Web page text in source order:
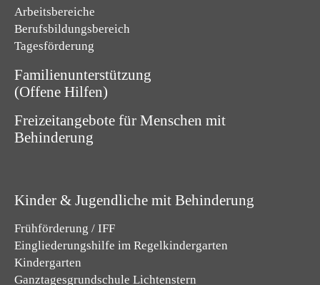
Arbeitsbereiche
Berufsbildungsbereich
Tagesförderung
Familienunterstützung
(Offene Hilfen)
Freizeitangebote für Menschen mit
Behinderung
Kinder & Jugendliche mit Behinderung
Frühförderung / IFF
Eingliederungshilfe im Regelkindergarten
Kindergarten
Ganztagesgrundschule Lichtenstern